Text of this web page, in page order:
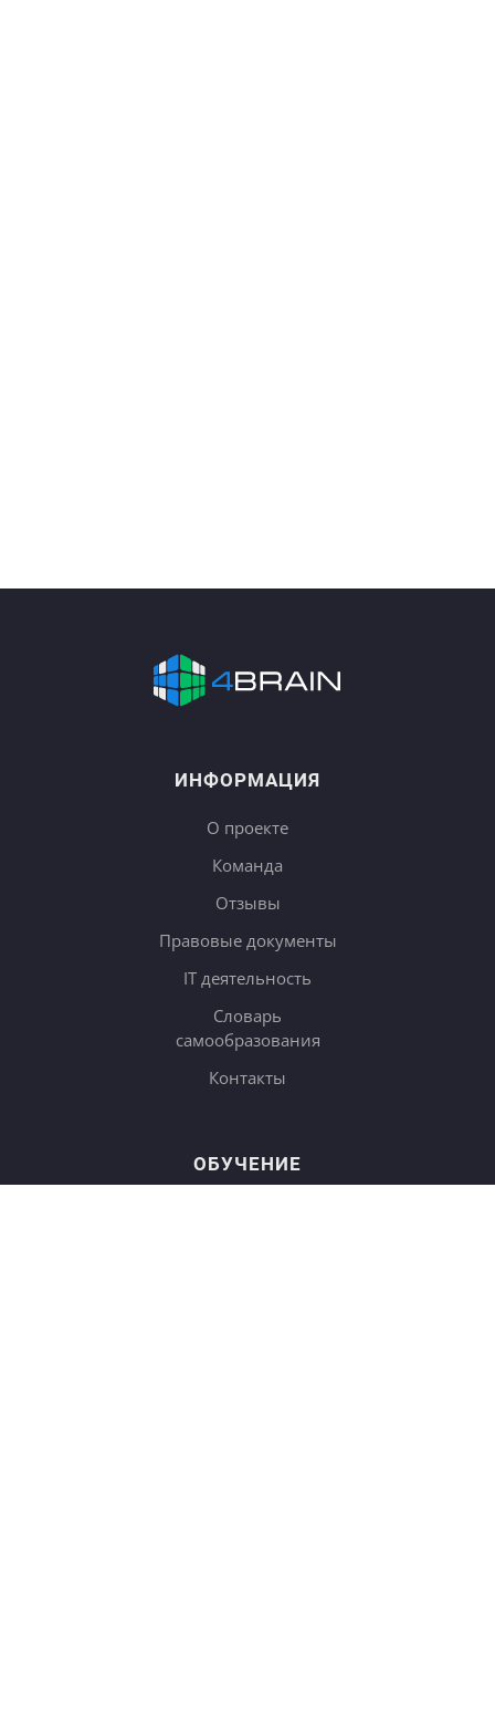
ИНФОРМАЦИЯ
О проекте
Команда
Отзывы
Правовые документы
IT деятельность
Словарь
самообразования
Контакты
ОБУЧЕНИЕ